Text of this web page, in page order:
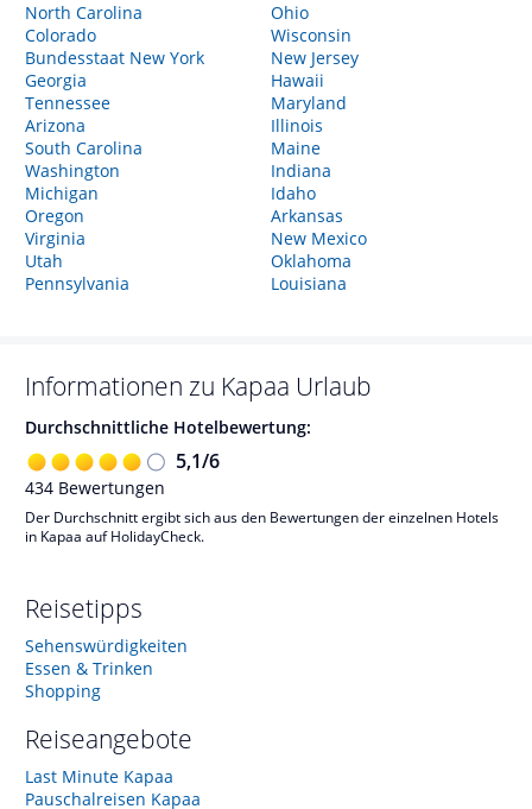
North Carolina
Colorado
Bundesstaat New York
Georgia
Tennessee
Arizona
South Carolina
Washington
Michigan
Oregon
Virginia
Utah
Pennsylvania
Ohio
Wisconsin
New Jersey
Hawaii
Maryland
Illinois
Maine
Indiana
Idaho
Arkansas
New Mexico
Oklahoma
Louisiana
Informationen zu Kapaa Urlaub
Durchschnittliche Hotelbewertung:
5,1/6
434 Bewertungen
Der Durchschnitt ergibt sich aus den Bewertungen der einzelnen Hotels
in Kapaa auf HolidayCheck.
Reisetipps
Sehenswürdigkeiten
Essen & Trinken
Shopping
Reiseangebote
Last Minute Kapaa
Pauschalreisen Kapaa